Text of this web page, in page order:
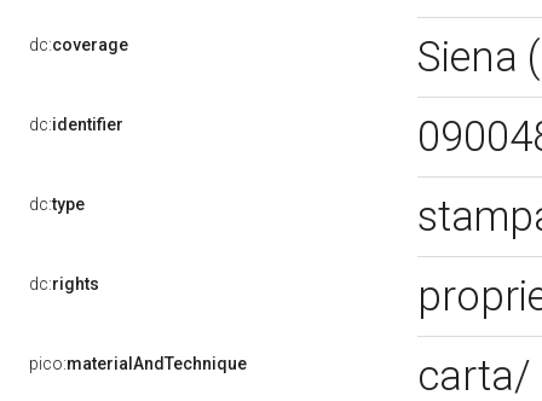
dc:coverage Siena
dc:identifier
dc:type
dc:rights
pico:materialAndTechnique